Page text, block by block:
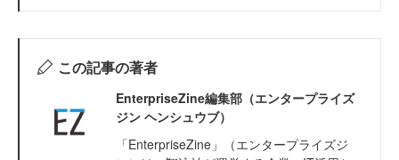
この記事の著者
EnterpriseZine編集部（エンタープライズ
ジン ヘンシュウブ）
「EnterpriseZine」（エンタープライズジ